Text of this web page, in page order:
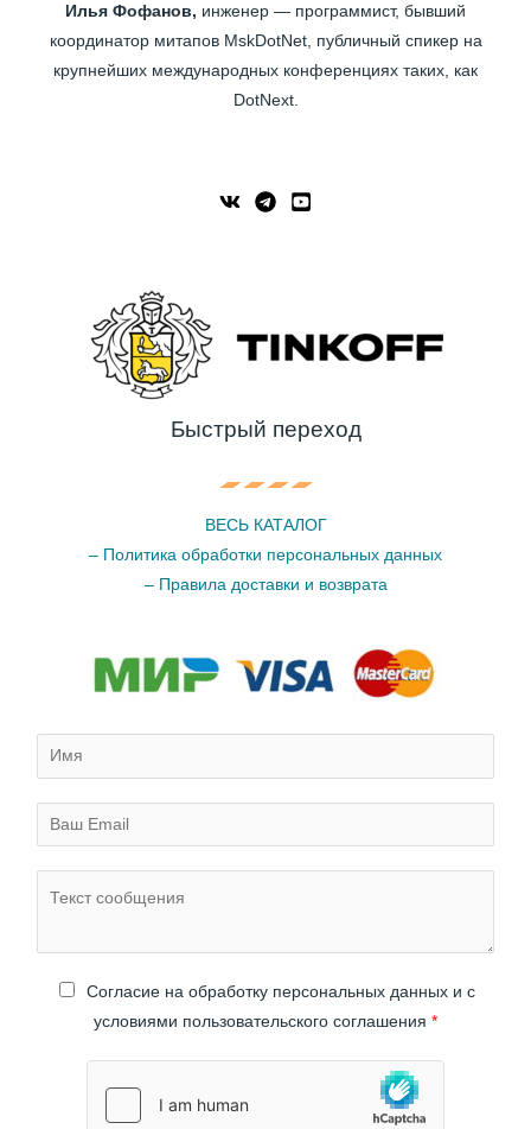
Илья Фофанов, инженер — программист, бывший
координатор митапов MskDotNet, публичный спикер на
крупнейших международных конференциях таких, как
DotNext.
Быстрый переход
ВЕСЬ КАТАЛОГ
– Политика обработки персональных данных
– Правила доставки и возврата
Cогласие на обработку персональных данных и с
условиями пользовательского соглашения *